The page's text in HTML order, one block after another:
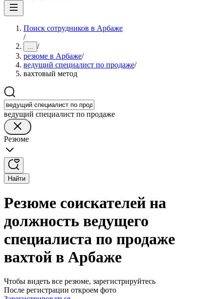
Поиск сотрудников в Арбаже
/
... /
резюме в Арбаже/
ведущий специалист по продаже/
вахтовый метод
ведущий специалист по продаже
Резюме
Найти
Резюме соискателей на
должность ведущего
специалиста по продаже
вахтой в Арбаже
Чтобы видеть все резюме, зарегистрируйтесь
После регистрации откроем фото